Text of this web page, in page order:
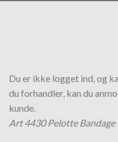
Du er ikke logget ind, og
du forhandler, kan du
kunde.
Art 4430 Pelotte Bandage